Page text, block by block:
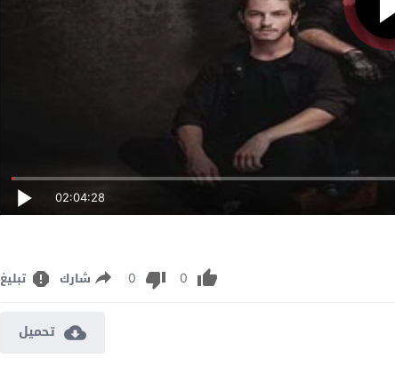
02:04:28
0
0 شارك تبليغ
تحميل